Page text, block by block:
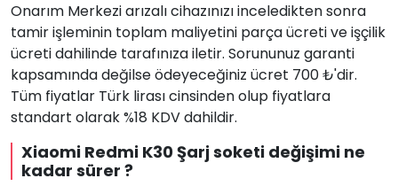
Onarım Merkezi arızalı cihazınızı inceledikten sonra
tamir işleminin toplam maliyetini parça ücreti ve işçilik
ücreti dahilinde tarafınıza iletir. Sorununuz garanti
kapsamında değilse ödeyeceğiniz ücret 700 ₺'dir.
Tüm fiyatlar Türk lirası cinsinden olup fiyatlara
standart olarak %18 KDV dahildir.
Xiaomi Redmi K30 Şarj soketi değişimi ne
kadar sürer ?